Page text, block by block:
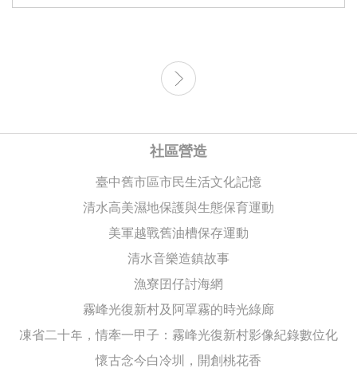
社區營造
臺中舊市區市民生活文化記憶
清水高美濕地保護與生態保育運動
美軍越戰舊油槽保存運動
清水音樂造鎮故事
漁寮囝仔討海網
霧峰光復新村及阿罩霧的時光綠廊
凍省二十年，情牽一甲子：霧峰光復新村影像紀錄數位化
懷古念今白冷圳，開創桃花香